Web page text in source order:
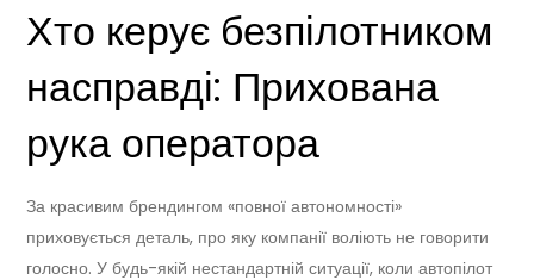
Хто керує безпілотником
насправді: Прихована
рука оператора
За красивим брендингом «повної автономності»
приховується деталь, про яку компанії воліють не говорити
голосно. У будь-якій нестандартній ситуації, коли автопілот